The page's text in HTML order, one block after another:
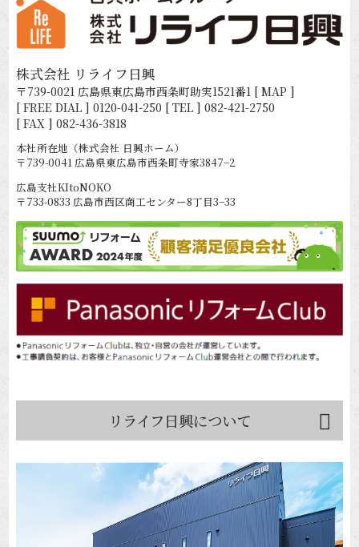
株式会社 リライフ日興
〒739-0021 広島県東広島市西条町助実1521番1 [ MAP ]
[ FREE DIAL ]0120-041-250 [ TEL ]082-421-2750
[ FAX ] 082-436-3818
本社所在地（株式会社 日興ホーム）
〒739-0041 広島県東広島市西条町寺家3847−2
広島支社KItoNOKO
〒733-0833 広島市西区商工センター8丁目3−33
リライフ日興について